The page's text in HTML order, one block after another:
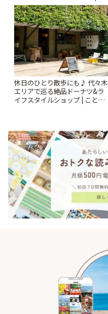
とりっぷ
休日のひとり散歩にも♪ 代々木
エリアで巡る絶品ドーナツ&ラ
イフスタイルショップ | ことり